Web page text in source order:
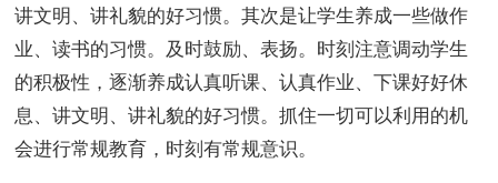
讲文明、讲礼貌的好习惯。其次是让学生养成一些做作
业、读书的习惯。及时鼓励、表扬。时刻注意调动学生
的积极性，逐渐养成认真听课、认真作业、下课好好休
息、讲文明、讲礼貌的好习惯。抓住一切可以利用的机
会进行常规教育，时刻有常规意识。